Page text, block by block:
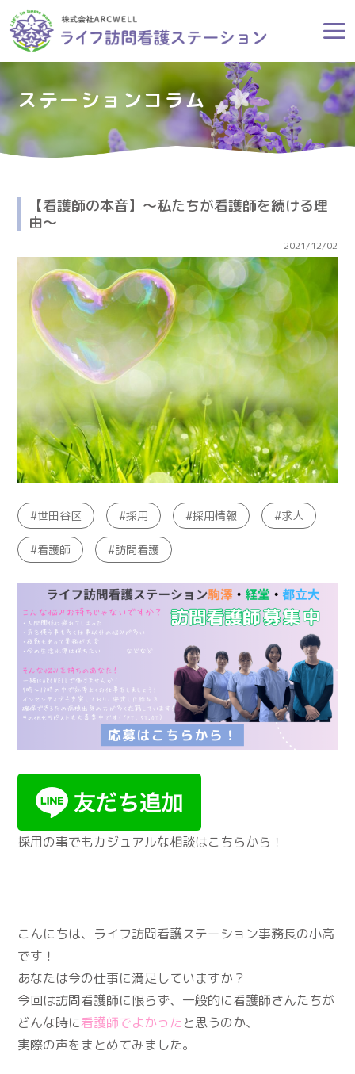
ステーションコラム
【看護師の本音】～私たちが看護師を続ける理
由～
2021/12/02
世田谷区 採用 採用情報 求人
看護師 訪問看護
採用の事でもカジュアルな相談はこちらから！
こんにちは、ライフ訪問看護ステーション事務長の小高
です！
あなたは今の仕事に満足していますか？
今回は訪問看護師に限らず、一般的に看護師さんたちが
どんな時に看護師でよかったと思うのか、
実際の声をまとめてみました。